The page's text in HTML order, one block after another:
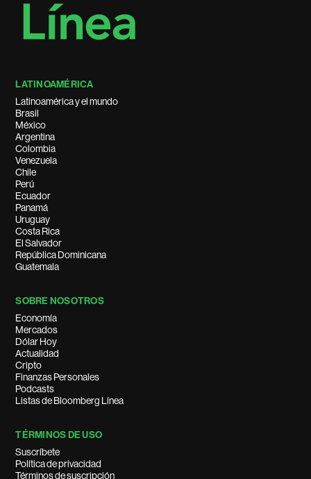
LATINOAMÉRICA
Latinoamérica y el mundo
Brasil
México
Argentina
Colombia
Venezuela
Chile
Perú
Ecuador
Panamá
Uruguay
Costa Rica
El Salvador
República Dominicana
Guatemala
SOBRE NOSOTROS
Economía
Mercados
Dólar Hoy
Actualidad
Cripto
Finanzas Personales
Podcasts
Listas de Bloomberg Línea
TÉRMINOS DE USO
Suscríbete
Política de privacidad
Términos de suscripción